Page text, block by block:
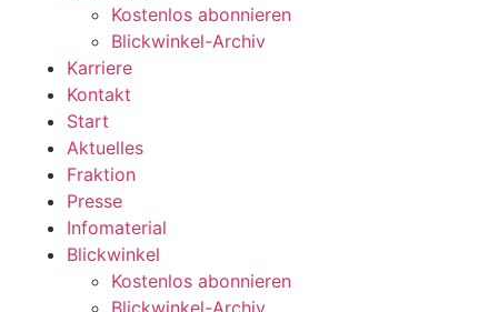
Kostenlos abonnieren
Blickwinkel-Archiv
Karriere
Kontakt
Start
Aktuelles
Fraktion
Presse
Infomaterial
Blickwinkel
Kostenlos abonnieren
Blickwinkel-Archiv